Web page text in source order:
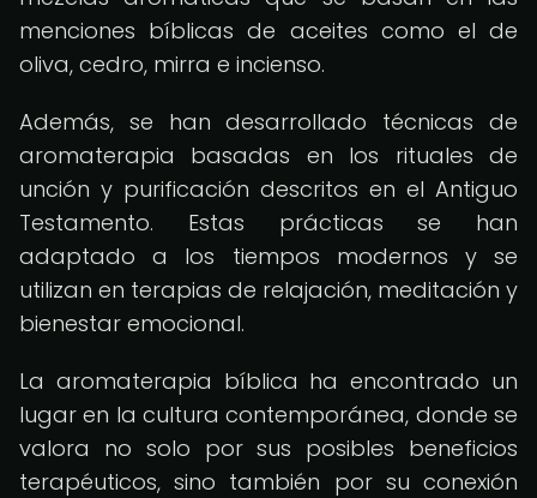
menciones bíblicas de aceites como el de
oliva, cedro, mirra e incienso.
Además, se han desarrollado técnicas de
aromaterapia basadas en los rituales de
unción y purificación descritos en el Antiguo
Testamento. Estas prácticas se han
adaptado a los tiempos modernos y se
utilizan en terapias de relajación, meditación y
bienestar emocional.
La aromaterapia bíblica ha encontrado un
lugar en la cultura contemporánea, donde se
valora no solo por sus posibles beneficios
terapéuticos, sino también por su conexión